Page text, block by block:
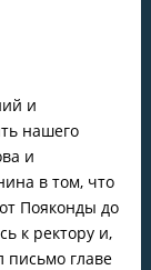
и
нашего
и
в том, что
Пояконды до
к ректору и,
письмо главе